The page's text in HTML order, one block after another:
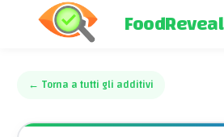
FoodReveal
← Torna a tutti gli additivi